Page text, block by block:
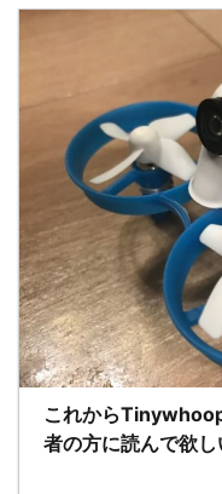
これから
者の方に読んで欲